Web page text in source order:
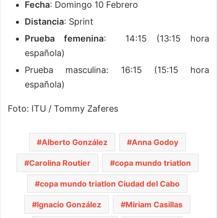
Fecha: Domingo 10 Febrero
Distancia: Sprint
Prueba femenina: 14:15 (13:15 hora
española)
Prueba masculina: 16:15 (15:15 hora
española)
Foto: ITU / Tommy Zaferes
Alberto González Anna Godoy
Carolina Routier copa mundo triatlon
copa mundo triatlon Ciudad del Cabo
Ignacio González Miriam Casillas